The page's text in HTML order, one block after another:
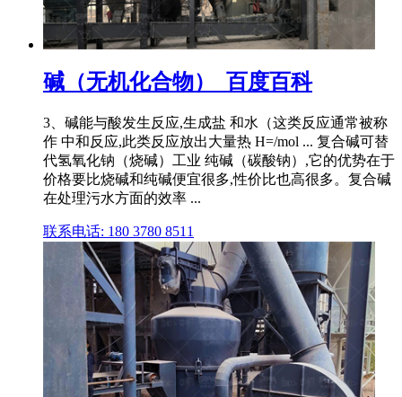
碱（无机化合物）_百度百科
3、碱能与酸发生反应,生成盐 和水（这类反应通常被称
作 中和反应,此类反应放出大量热 H=/mol ... 复合碱可替
代氢氧化钠（烧碱）工业 纯碱（碳酸钠）,它的优势在于
价格要比烧碱和纯碱便宜很多,性价比也高很多。复合碱
在处理污水方面的效率 ...
联系电话: 180 3780 8511